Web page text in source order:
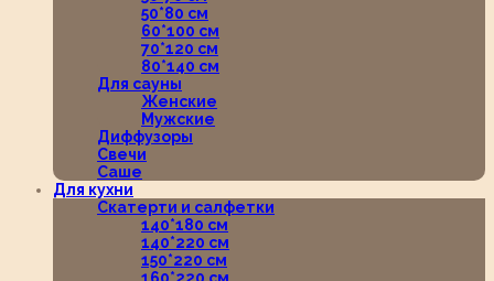
50*80 см
60*100 см
70*120 см
80*140 см
Для сауны
Женские
Мужские
Диффузоры
Свечи
Саше
Для кухни
Скатерти и салфетки
140*180 см
140*220 см
150*220 см